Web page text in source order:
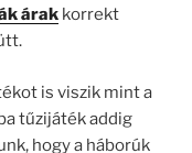
árak korrekt
is viszik mint a
tűzijáték addig
hogy a háborúk